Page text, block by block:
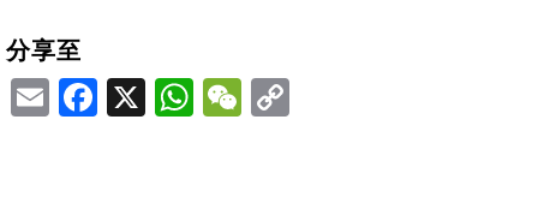
分享至
EmailFacebook
X WhatsApp
WeChat